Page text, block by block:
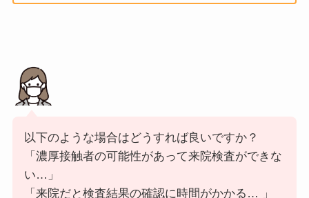
以下のような場合はどうすれば良いですか？
「濃厚接触者の可能性があって来院検査ができな
い…」
「来院だと検査結果の確認に時間がかかる… 」